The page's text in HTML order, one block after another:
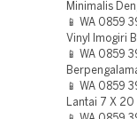
Minimalis
📱 WA 0859
Vinyl Imogiri
📱 WA 0859
📱 WA 0859
Lantai 7 X